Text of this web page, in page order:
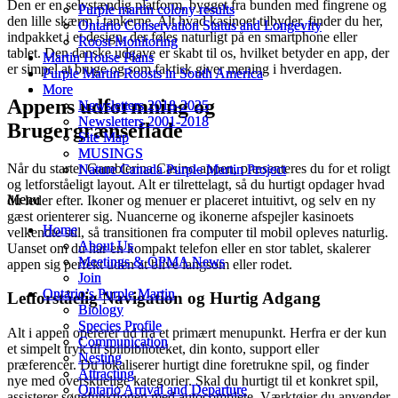
Purple martin colony results
Ontario Conservation Status and Longevity
Roost Monitoring
Martin House Plans
Purple Martin Roosts in South America
More
Newsletters 2018-2025
Newsletters 2001-2018
Site Map
MUSINGS
Nature Canada Purple Martin Project
Menu
Home
About Us
Meetings & OPMA News
Join
Ontario’s Purple Martin
Biology
Species Profile
Communication
Nesting
Attracting
Ontario Arrival and Departure
Purple martin colony results
Ontario Conservation Status and Longevity
Roost Monitoring
Martin House Plans
Purple Martin Roosts in South America
More
Newsletters 2018-2025
Newsletters 2001-2018
Site Map
MUSINGS
Nature Canada Purple Martin Project
Menu
Home
About Us
Meetings & OPMA News
Join
Ontario’s Purple Martin
Biology
Species Profile
Communication
Nesting
Attracting
Ontario Arrival and Departure
Den er en selvstændig platform, bygget fra bunden med fingrene og
den lille skærm i tankerne. Alt hvad kasinoet tilbyder, finder du her,
indpakket i et design, der føles naturligt på en smartphone eller
tablet. Den danske udgave er skabt til os, hvilket betyder en app, der
er simpel at bruge og som faktisk giver mening i hverdagen.
Appens udformning og
Brugergrænseflade
Når du starter Gamblerina Casino-appen, præsenteres du for et roligt
og letforståeligt layout. Alt er tilrettelagt, så du hurtigt opdager hvad
du leder efter. Ikoner og menuer er placeret intuitivt, og selv en ny
gæst orienterer sig. Nuancerne og ikonerne afspejler kasinoets
velkendte stil, så transitionen fra computer til mobil opleves naturlig.
Uanset om du har en kompakt telefon eller en stor tablet, skalerer
appen sig perfekt uden at blive langsom eller rodet.
Letforståelig Navigation og Hurtig Adgang
Alt i appen opererer ud fra et primært menupunkt. Herfra er der kun
et simpelt tryk til spilbiblioteket, din konto, support eller
præferencer. Du lokaliserer hurtigt dine foretrukne spil, og finder
nye med overskuelige kategorier. Skal du hurtigt til et konkret spil,